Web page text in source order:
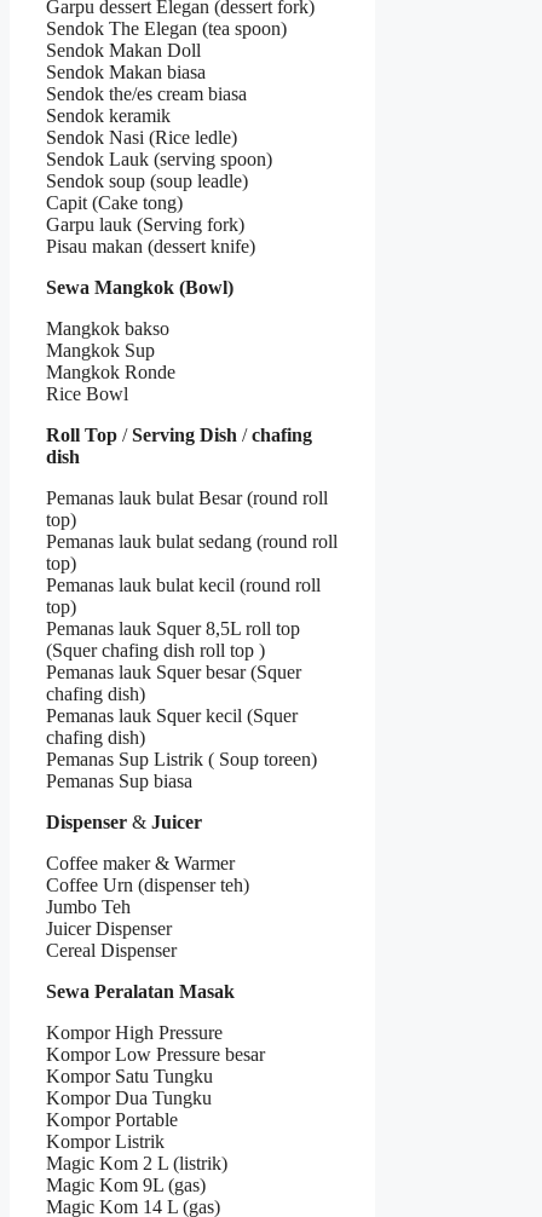
Garpu dessert Elegan (dessert fork)
Sendok The Elegan (tea spoon)
Sendok Makan Doll
Sendok Makan biasa
Sendok the/es cream biasa
Sendok keramik
Sendok Nasi (Rice ledle)
Sendok Lauk (serving spoon)
Sendok soup (soup leadle)
Capit (Cake tong)
Garpu lauk (Serving fork)
Pisau makan (dessert knife)
Sewa Mangkok (Bowl)
Mangkok bakso
Mangkok Sup
Mangkok Ronde
Rice Bowl
Roll Top /Serving Dish /chafing
dish
Pemanas lauk bulat Besar (round roll
top)
Pemanas lauk bulat sedang (round roll
top)
Pemanas lauk bulat kecil (round roll
top)
Pemanas lauk Squer 8,5L roll top
(Squer chafing dish roll top )
Pemanas lauk Squer besar (Squer
chafing dish)
Pemanas lauk Squer kecil (Squer
chafing dish)
Pemanas Sup Listrik ( Soup toreen)
Pemanas Sup biasa
Dispenser & Juicer
Coffee maker & Warmer
Coffee Urn (dispenser teh)
Jumbo Teh
Juicer Dispenser
Cereal Dispenser
Sewa Peralatan Masak
Kompor High Pressure
Kompor Low Pressure besar
Kompor Satu Tungku
Kompor Dua Tungku
Kompor Portable
Kompor Listrik
Magic Kom 2 L (listrik)
Magic Kom 9L (gas)
Magic Kom 14 L (gas)